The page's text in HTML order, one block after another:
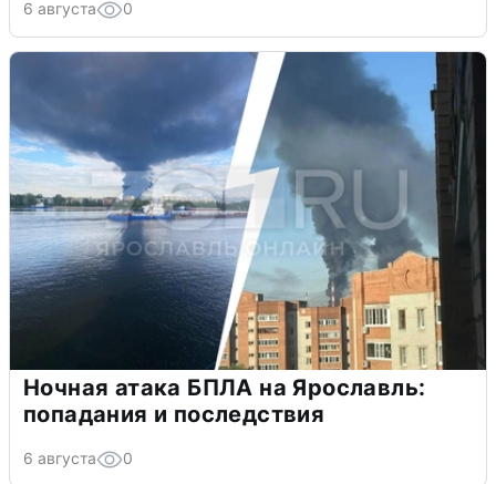
6 августа 0
Ночная атака БПЛА на Ярославль:
попадания и последствия
6 августа 0